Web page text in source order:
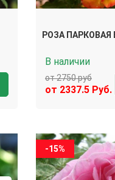
РОЗА ПАРКОВАЯ
В наличии
от 2750 руб
от 2337.5 Руб.
-15%